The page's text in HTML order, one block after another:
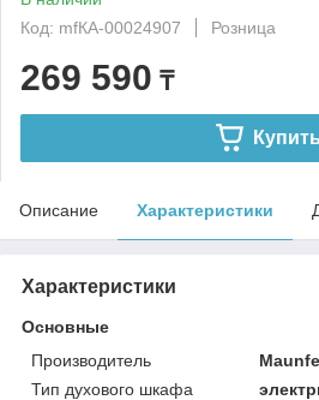
Код: mfКА-00024907
Розница
269 590 ₸
Купить
Описание Характеристики
Характеристики
Основные
Производитель
Тип духового шкафа